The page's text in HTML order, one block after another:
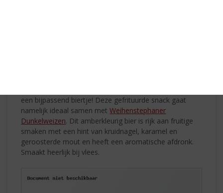
een bijpassend biertje! Deze gefrituurde snack gaat
namelijk ideaal samen metWeihenstephaner
Dunkelweizen. Dit amberkleurig bier is rijk aan fruitige
smaken met een hint van kruidnagel, karamel en
geroosterde mout en heeft een aromatische afdronk.
Smaakt heerlijk bij vlees.